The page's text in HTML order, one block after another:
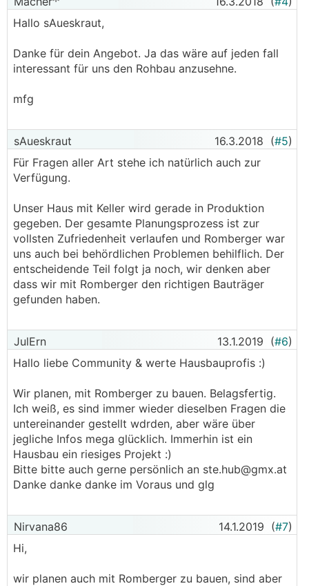
Hallo sAueskraut,
Danke für dein Angebot. Ja das wäre auf jeden fall
interessant für uns den Rohbau anzusehne.
mfg
sAueskraut 16.3.2018 (#5)
Für Fragen aller Art stehe ich natürlich auch zur
Verfügung.
Unser Haus mit Keller wird gerade in Produktion
gegeben. Der gesamte Planungsprozess ist zur
vollsten Zufriedenheit verlaufen und Romberger war
uns auch bei behördlichen Problemen behilflich. Der
entscheidende Teil folgt ja noch, wir denken aber
dass wir mit Romberger den richtigen Bauträger
gefunden haben.
JulErn 13.1.2019 (#6)
Hallo liebe Community & werte Hausbauprofis :)
Wir planen, mit Romberger zu bauen. Belagsfertig.
Ich weiß, es sind immer wieder dieselben Fragen die
untereinander gestellt wdrden, aber wäre über
jegliche Infos mega glücklich. Immerhin ist ein
Hausbau ein riesiges Projekt :)
Bitte bitte auch gerne persönlich an ste.hub@gmx.at
Danke danke danke im Voraus und glg
Nirvana86 14.1.2019 (#7)
Hi,
wir planen auch mit Romberger zu bauen, sind aber